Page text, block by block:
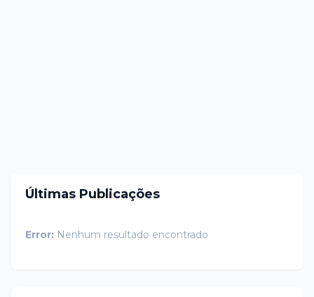
Últimas Publicações
Error: Nenhum resultado encontrado